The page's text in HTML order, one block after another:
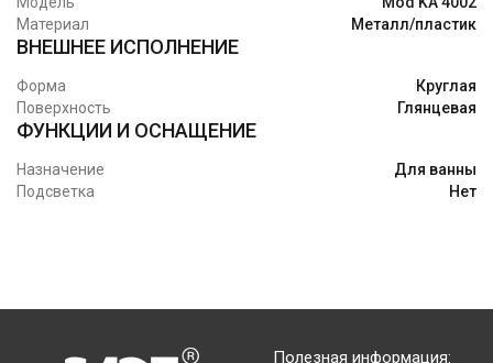
Материал
Металл/пластик
ВНЕШНЕЕ ИСПОЛНЕНИЕ
Форма
Круглая
Поверхность
Глянцевая
ФУНКЦИИ И ОСНАЩЕНИЕ
Назначение
Для ванны
Подсветка
Нет
Полезная информация: